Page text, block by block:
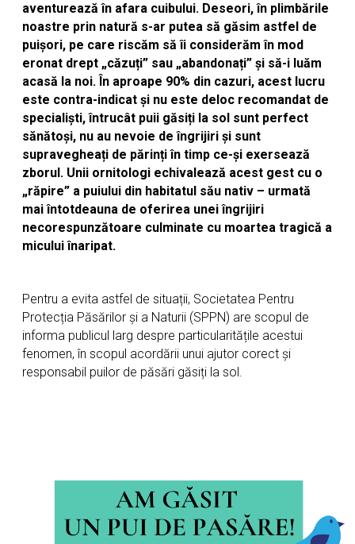
aventurează în afara cuibului. Deseori, în plimbările
noastre prin natură s-ar putea să găsim astfel de
puișori, pe care riscăm să îi considerăm în mod
eronat drept „căzuți” sau „abandonați” și să-i luăm
acasă la noi. În aproape 90% din cazuri, acest lucru
este contra-indicat și nu este deloc recomandat de
specialiști, întrucât puii găsiți la sol sunt perfect
sănătoși, nu au nevoie de îngrijiri și sunt
supravegheați de părinți în timp ce-și exersează
zborul. Unii ornitologi echivalează acest gest cu o
„răpire” a puiului din habitatul său nativ – urmată
mai întotdeauna de oferirea unei îngrijiri
necorespunzătoare culminate cu moartea tragică a
micului înaripat.
Pentru a evita astfel de situații, Societatea Pentru
Protecția Păsărilor și a Naturii (SPPN) are scopul de
informa publicul larg despre particularitățile acestui
fenomen, în scopul acordării unui ajutor corect și
responsabil puilor de păsări găsiți la sol.